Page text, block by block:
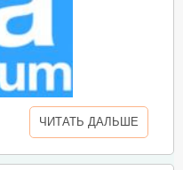
ЧИТАТЬ ДАЛЬШЕ